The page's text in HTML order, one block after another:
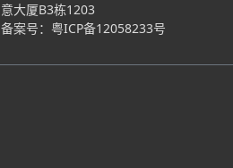
意大厦B3栋1203
备案号： 粤ICP备12058233号